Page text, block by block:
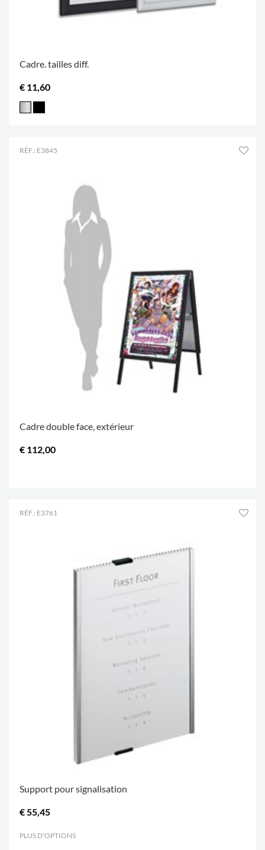
Cadre. tailles diff.
€ 11,60
RÉF.: E3845
Cadre double face, extérieur
€ 112,00
RÉF.: E3761
Support pour signalisation
€ 55,45
PLUS D'OPTIONS